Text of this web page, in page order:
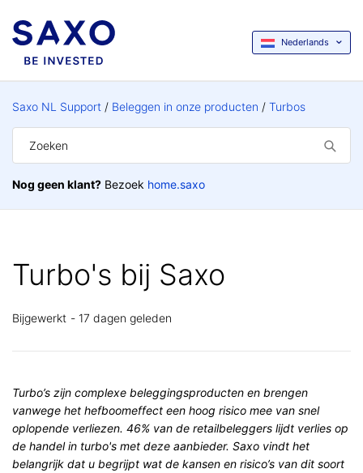
Nederlands
Saxo NL Support Beleggen in onze producten Turbos
Nog geen klant? Bezoek home.saxo
Turbo's bij Saxo
Bijgewerkt 17 dagen geleden
Turbo’s zijn complexe beleggingsproducten en brengen
vanwege het hefboomeffect een hoog risico mee van snel
oplopende verliezen. 46% van de retailbeleggers lijdt verlies op
de handel in turbo's met deze aanbieder. Saxo vindt het
belangrijk dat u begrijpt wat de kansen en risico’s van dit soort